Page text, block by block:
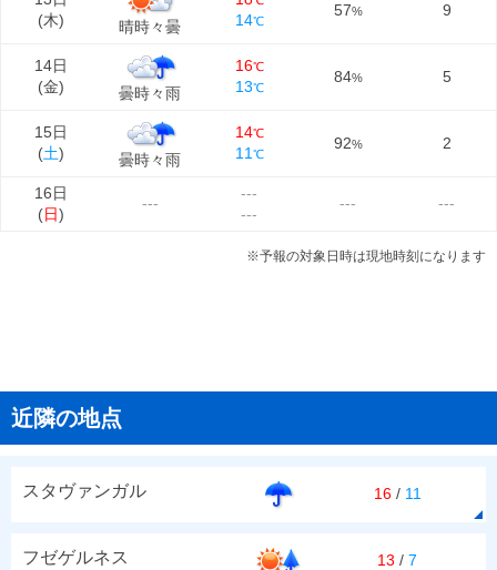
(木) 晴時々曇 14℃
57% 9
14日
(金) 曇時々雨
16℃
13℃
84% 5
15日
(土) 曇時々雨
14℃
11 ℃
92% 2
16日
(日)
---
---
---
--- ---
※予報の対象日時は現地時刻になります
近隣の地点
スタヴァンガル 16/ 11
フゼゲルネス 13 /7